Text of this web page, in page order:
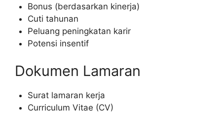
Bonus (berdasarkan kinerja)
Cuti tahunan
Peluang peningkatan karir
Potensi insentif
Dokumen Lamaran
Surat lamaran kerja
Curriculum Vitae (CV)